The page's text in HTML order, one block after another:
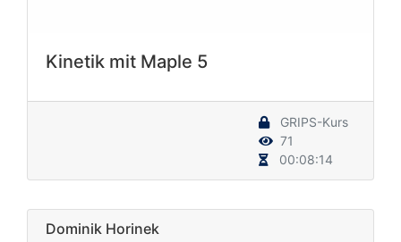
Kinetik mit Maple 5
GRIPS-Kurs
71
00:08:14
Dominik Horinek